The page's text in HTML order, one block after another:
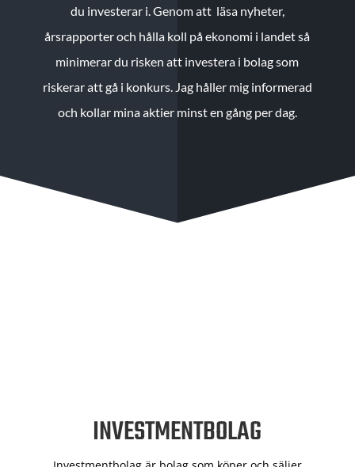
du investerar i. Genom att läsa nyheter,
årsrapporter och hålla koll på ekonomi i landet så
minimerar du risken att investera i bolag som
riskerar att gå i konkurs. Jag håller mig informerad
och kollar mina aktier minst en gång per dag.
INVESTMENTBOLAG